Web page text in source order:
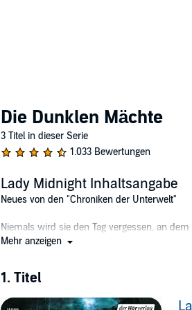
Die Dunklen Mächte
3 Titel in dieser Serie
1.033 Bewertungen
Lady Midnight Inhaltsangabe
Neues von den "Chroniken der Unterwelt"
Niemals wird sie den Tag vergessen, an
herrschte Krieg. Die Wesen der Unterwelt
Inzwischen sind fünf Jahre vergangen, und
Unruhe in der Unterwelt. Immer wieder
Mehr anzeigen
1. Titel